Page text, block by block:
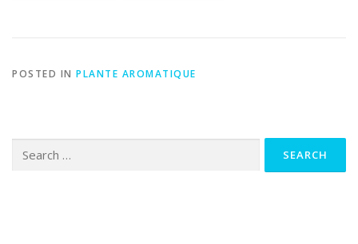
POSTED IN PLANTE AROMATIQUE
for: